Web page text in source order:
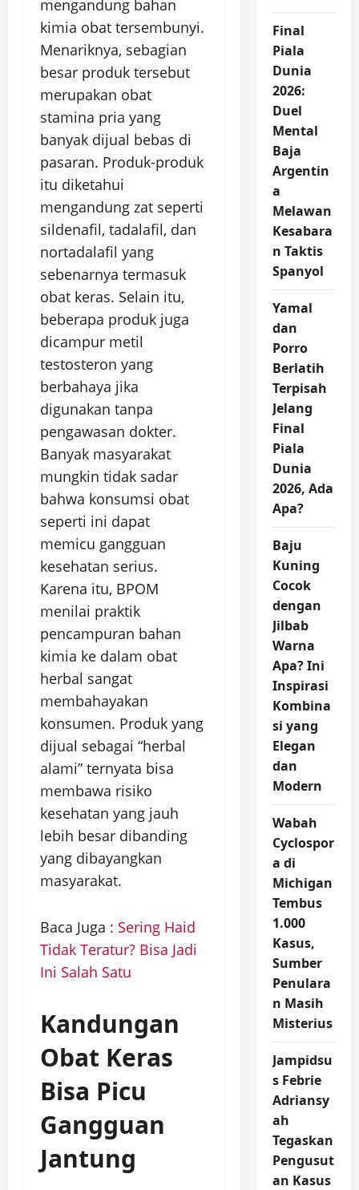
mengandung bahan
kimia obat tersembunyi.
Menariknya, sebagian
besar produk tersebut
merupakan obat
stamina pria yang
banyak dijual bebas di
pasaran. Produk-produk
itu diketahui
mengandung zat seperti
sildenafil, tadalafil, dan
nortadalafil yang
sebenarnya termasuk
obat keras. Selain itu,
beberapa produk juga
dicampur metil
testosteron yang
berbahaya jika
digunakan tanpa
pengawasan dokter.
Banyak masyarakat
mungkin tidak sadar
bahwa konsumsi obat
seperti ini dapat
memicu gangguan
kesehatan serius.
Karena itu, BPOM
menilai praktik
pencampuran bahan
kimia ke dalam obat
herbal sangat
membahayakan
konsumen. Produk yang
dijual sebagai “herbal
alami” ternyata bisa
membawa risiko
kesehatan yang jauh
lebih besar dibanding
yang dibayangkan
masyarakat.
Baca Juga : Sering Haid
Tidak Teratur? Bisa Jadi
Ini Salah Satu
Kandungan
Obat Keras
Bisa Picu
Gangguan
Jantung
Final
Piala
Dunia
2026:
Duel
Mental
Baja
Argentin
a
Melawan
Kesabara
n Taktis
Spanyol
Yamal
dan
Porro
Berlatih
Terpisah
Jelang
Final
Piala
Dunia
2026, Ada
Apa?
Baju
Kuning
Cocok
dengan
Jilbab
Warna
Apa? Ini
Inspirasi
Kombina
si yang
Elegan
dan
Modern
Wabah
Cyclospor
a di
Michigan
Tembus
1.000
Kasus,
Sumber
Penulara
n Masih
Misterius
Jampidsu
s Febrie
Adriansy
ah
Tegaskan
Pengusut
an Kasus